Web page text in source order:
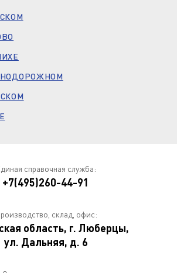
справочная служба:
+7(495)260-44-91
склад, офис:
область, г. Люберцы,
ул. Дальняя, д. 6